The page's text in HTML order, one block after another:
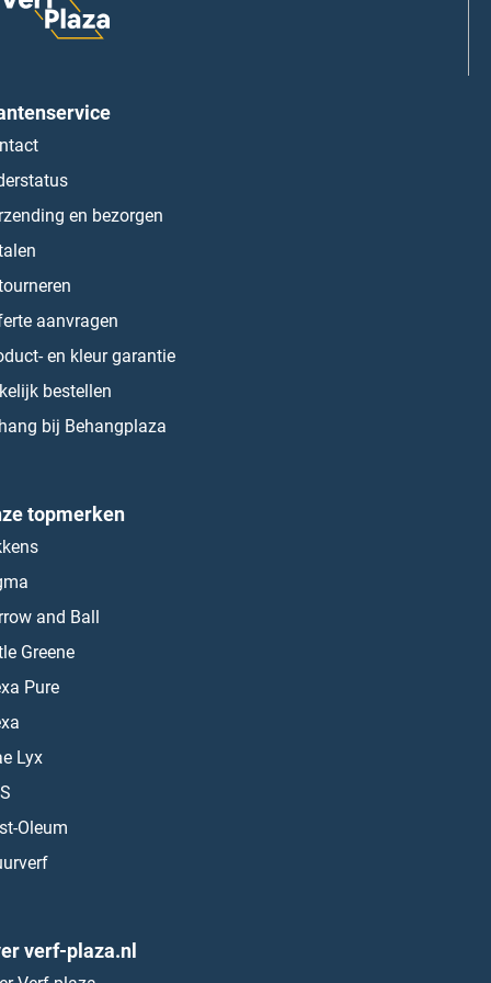
en bezorgen
aanvragen
en kleur garantie
bestellen
bij Behangplaza
topmerken
and Ball
Greene
Pure
Lyx
Oleum
verf-plaza.nl